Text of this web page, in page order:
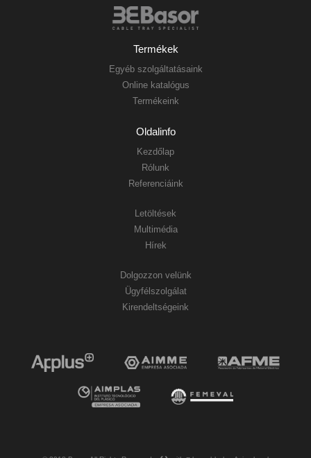
Termékek
Egyéb szolgáltatásaink
Online katalógus
Termékeink
Oldalinfo
Kezdőlap
Rólunk
Referenciáink
Letöltések
Multimédia
Hírek
Dolgozzon velünk
Ügyfélszolgálat
Kirendeltségeink